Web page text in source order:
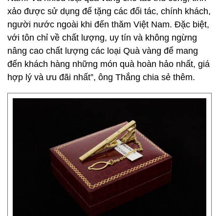
xảo được sử dụng để tặng các đối tác, chính khách,
người nước ngoài khi đến thăm Việt Nam. Đặc biệt,
với tôn chỉ về chất lượng, uy tín và không ngừng
nâng cao chất lượng các loại Quà vàng để mang
đến khách hàng những món quà hoàn hảo nhất, giá
hợp lý và ưu đãi nhất”, ông Thắng chia sẻ thêm.